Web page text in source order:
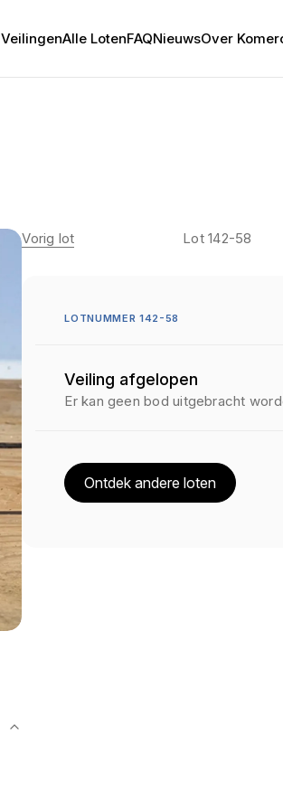
VeilingenAlle LotenFAQNieuwsOver
Vorig lot Lot 142-58
LOTNUMMER 142-58
Veiling afgelopen
Er kan geen bod uitgebracht
Ontdek andere loten